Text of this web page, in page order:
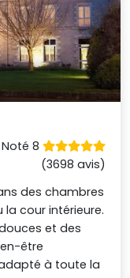
Noté 8
(3698 avis)
des chambres
la cour intérieure.
et des
être
à toute la